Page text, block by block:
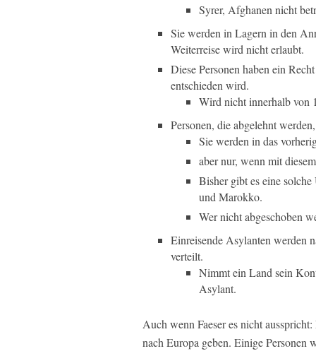
Syrer, Afghanen nicht
Sie werden in Lagern in den
Weiterreise wird nicht erlaubt.
Diese Personen haben ein
entschieden wird.
Wird nicht innerhalb von
Personen, die abgelehnt
Sie werden in das
aber nur, wenn mit
Bisher gibt es eine
und Marokko.
Wer nicht abgeschoben
Einreisende Asylanten werden
verteilt.
Nimmt ein Land sein
Asylant.
Auch wenn Faeser es nicht
nach Europa geben. Einige Personen